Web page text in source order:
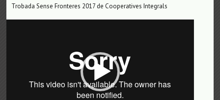
Trobada Sense Fronteres 2017 de Cooperatives Integrals